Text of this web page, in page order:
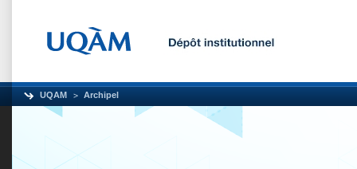
UQAM Archipel